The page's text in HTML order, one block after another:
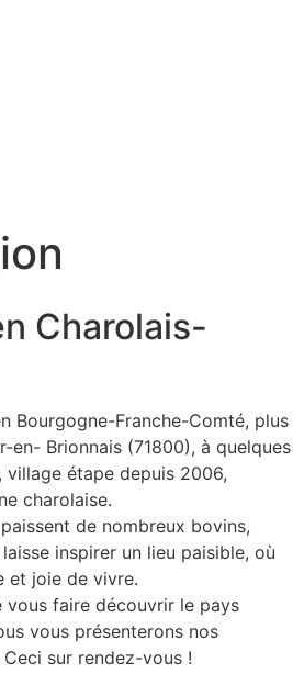
Charolais-
Bourgogne-Franche-Comté, plus
en- Brionnais (71800), à quelques
village étape depuis 2006,
charolaise.
de nombreux bovins,
inspirer un lieu paisible, où
et joie de vivre.
vous faire découvrir le pays
vous présenterons nos
sur rendez-vous !